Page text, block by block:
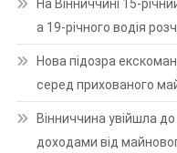
На Вінниччині 15-
а 19-річного водія
Нова підозра
серед прихованого
Вінниччина увійшла до
доходами від